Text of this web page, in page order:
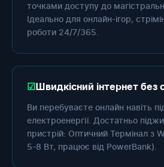
точками доступу до
Ідеально для онлайн-ігор,
роботи 24/7/365.
Швидкісний інтернет без
Ви перебуваєте онлайн навіть
електроенергії. Достатньо
пристрій: Оптичний Термінал з
5-8 Вт, працює від PowerBank).